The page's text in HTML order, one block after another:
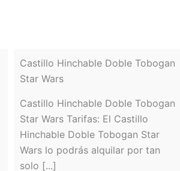
Castillo Hinchable Doble Tobogan
Star Wars
Castillo Hinchable Doble Tobogan
Star Wars Tarifas: El Castillo
Hinchable Doble Tobogan Star
Wars lo podrás alquilar por tan
solo [...]